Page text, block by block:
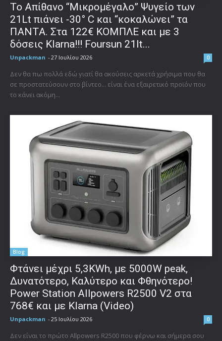
Το Απίθανο “Μικρομέγαλο” Ψυγείο των
21Lt πιάνει -30° C και “κοκαλώνει” τα
ΠΑΝΤΑ. Στα 122€ ΚΟΜΠΛΕ και με 3
δόσεις Klarna!!! Foursun 21lt...
Unpackman - 27 Ιουλίου 2026 0
Δεν θα πω πολλά εδώ γιατί θα ακούσεις αρκετά χρήσιμα που θα
σε προστατεύσουν στο βίντεο... είναι ένα εξαιρετικό προϊόν που
το κάνει ακόμη...
Blog
Φτάνει μέχρι 5,3KWh, με 5000W peak,
Δυνατότερο, Καλύτερο και Φθηνότερο!
Power Station Allpowers R2500 V2 στα
768€ και με Klarna (Video)
Unpackman - 25 Ιουλίου 2026 0
Δεν είναι το πρώτο Allpowers R2500 που φέρνω και σήμερα σου